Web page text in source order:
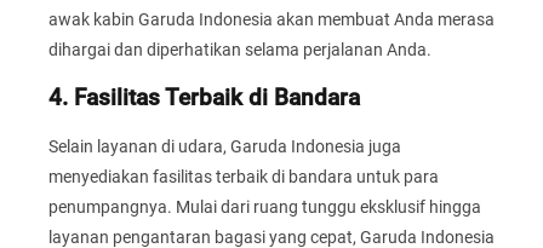
awak kabin Garuda Indonesia akan membuat Anda merasa
dihargai dan diperhatikan selama perjalanan Anda.
4. Fasilitas Terbaik di Bandara
Selain layanan di udara, Garuda Indonesia juga
menyediakan fasilitas terbaik di bandara untuk para
penumpangnya. Mulai dari ruang tunggu eksklusif hingga
layanan pengantaran bagasi yang cepat, Garuda Indonesia